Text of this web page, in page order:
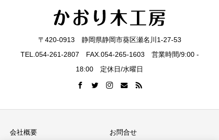
問
見
〒420-0913 静岡県静岡市葵区瀬名川1-27-53
TEL.054-261-2807 FAX.054-265-1603 営業時間/9:00 -
18:00 定休日/水曜日
会社概要 お問合せ